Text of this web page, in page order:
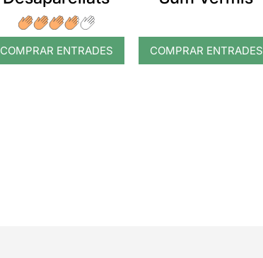
COMPRAR ENTRADES COMPRAR ENTRADES